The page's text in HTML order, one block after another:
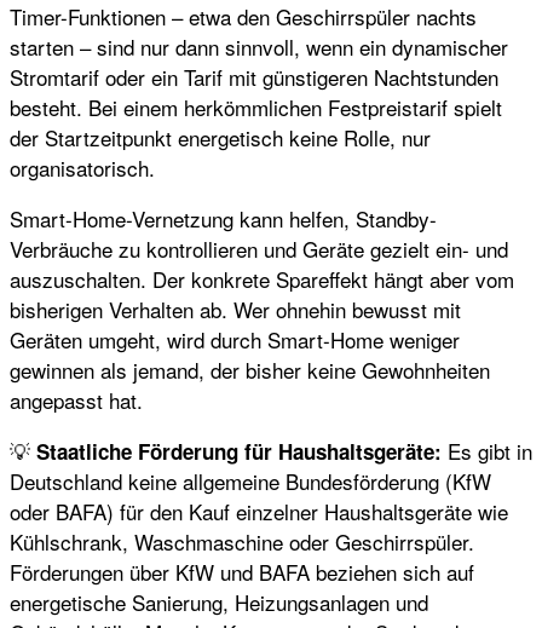
Timer-Funktionen – etwa den Geschirrspüler nachts
starten – sind nur dann sinnvoll, wenn ein dynamischer
Stromtarif oder ein Tarif mit günstigeren Nachtstunden
besteht. Bei einem herkömmlichen Festpreistarif spielt
der Startzeitpunkt energetisch keine Rolle, nur
organisatorisch.
Smart-Home-Vernetzung kann helfen, Standby-
Verbräuche zu kontrollieren und Geräte gezielt ein- und
auszuschalten. Der konkrete Spareffekt hängt aber vom
bisherigen Verhalten ab. Wer ohnehin bewusst mit
Geräten umgeht, wird durch Smart-Home weniger
gewinnen als jemand, der bisher keine Gewohnheiten
angepasst hat.
💡 Staatliche Förderung für Haushaltsgeräte: Es gibt in
Deutschland keine allgemeine Bundesförderung (KfW
oder BAFA) für den Kauf einzelner Haushaltsgeräte wie
Kühlschrank, Waschmaschine oder Geschirrspüler.
Förderungen über KfW und BAFA beziehen sich auf
energetische Sanierung, Heizungsanlagen und